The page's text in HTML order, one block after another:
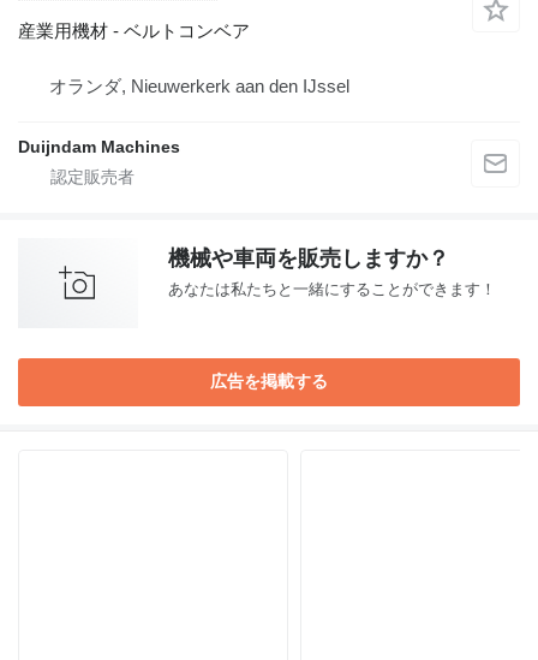
産業用機材 - ベルトコンベア
オランダ, Nieuwerkerk aan den IJssel
Duijndam Machines
機械や車両を販売しますか？
あなたは私たちと一緒にすることができます！
広告を掲載する